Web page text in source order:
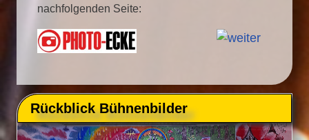
nachfolgenden Seite:
Rückblick Bühnenbilder